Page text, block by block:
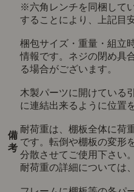
備
考
※六角レンチを同梱して
することにより、上記目
梱包サイズ・重量・組立
情報です。ネジの閉め具
る場合がございます。
木製パーツに開けている
に連結出来るように位置
耐荷重は、棚板全体に荷
です。転倒や棚板の変形
分散させてご使用下さい。
耐荷重の詳細については、